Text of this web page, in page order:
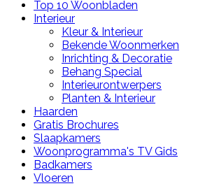
Top 10 Woonbladen
Interieur
Kleur & Interieur
Bekende Woonmerken
Inrichting & Decoratie
Behang Special
Interieurontwerpers
Planten & Interieur
Haarden
Gratis Brochures
Slaapkamers
Woonprogramma's TV Gids
Badkamers
Vloeren